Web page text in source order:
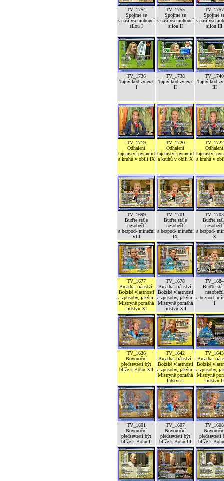
TV_1754
Spojme se
s naší všemohoucí
silou I
TV_1755
Spojme se
s naší všemohoucí
silou II
TV_1757
Spojme
s naší
silou III
TV_1736
Tajný kód zvierat
I
TV_1738
Tajný kód zvierat
II
TV_1740
Tajný kód
III
TV_1719
Odhalení
tajemství pyramid
a kruhů v obilí IX
TV_1720
Odhalení
tajemství pyramid
a kruhů v obilí X
TV_1722
Odhalení
tajemství
a kruhů v
TV_1699
Buďte stále
nesobečtí
a bezpod- míneční
VIII
TV_1701
Buďte stále
nesobečtí
a bezpod- míneční
IX
TV_1703
Buďte
nesobečtí
a bezpod-
X
TV_1677
Breatha- riánství,
Božské vlastnosti
a způsoby, jakými
Mistryně pomáhá
lidstvu XI
TV_1678
Breatha- riánství,
Božské vlastnosti
a způsoby, jakými
Mistryně pomáhá
lidstvu XII
TV_1684
Buďte
nesobečtí
a bezpod-
I
TV_1636
Novoroční
předsevzetí být
blíže k Bohu XII
TV_1642
Breatha- riánství,
Božské vlastnosti
a způsoby, jakými
Mistryně pomáhá
lidstvu I
TV_1643
Breatha-
Božské
a způsoby,
Mistryně
lidstvu II
TV_1601
Novoroční
předsevzetí být
blíže k Bohu II
TV_1607
Novoroční
předsevzetí být
blíže k Bohu III
TV_1608
předsevzetí
blíže k